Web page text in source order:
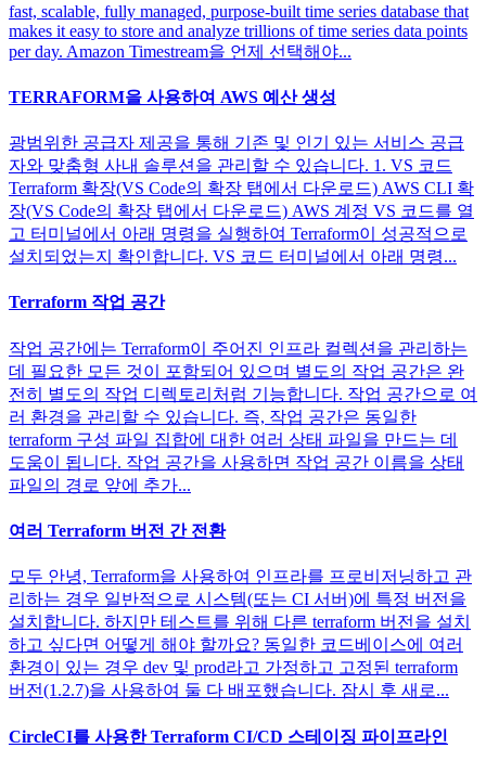
fast, scalable, fully managed, purpose-built time series database that
makes it easy to store and analyze trillions of time series data points
per day. Amazon Timestream을 언제 선택해야...
TERRAFORM을 사용하여 AWS 예산 생성
광범위한 공급자 제공을 통해 기존 및 인기 있는 서비스 공급
자와 맞춤형 사내 솔루션을 관리할 수 있습니다. 1. VS 코드
Terraform 확장(VS Code의 확장 탭에서 다운로드) AWS CLI 확
장(VS Code의 확장 탭에서 다운로드) AWS 계정 VS 코드를 열
고 터미널에서 아래 명령을 실행하여 Terraform이 성공적으로
설치되었는지 확인합니다. VS 코드 터미널에서 아래 명령...
Terraform 작업 공간
작업 공간에는 Terraform이 주어진 인프라 컬렉션을 관리하는
데 필요한 모든 것이 포함되어 있으며 별도의 작업 공간은 완
전히 별도의 작업 디렉토리처럼 기능합니다. 작업 공간으로 여
러 환경을 관리할 수 있습니다. 즉, 작업 공간은 동일한
terraform 구성 파일 집합에 대한 여러 상태 파일을 만드는 데
도움이 됩니다. 작업 공간을 사용하면 작업 공간 이름을 상태
파일의 경로 앞에 추가...
여러 Terraform 버전 간 전환
모두 안녕, Terraform을 사용하여 인프라를 프로비저닝하고 관
리하는 경우 일반적으로 시스템(또는 CI 서버)에 특정 버전을
설치합니다. 하지만 테스트를 위해 다른 terraform 버전을 설치
하고 싶다면 어떻게 해야 할까요? 동일한 코드베이스에 여러
환경이 있는 경우 dev 및 prod라고 가정하고 고정된 terraform
버전(1.2.7)을 사용하여 둘 다 배포했습니다. 잠시 후 새로...
CircleCI를 사용한 Terraform CI/CD 스테이징 파이프라인